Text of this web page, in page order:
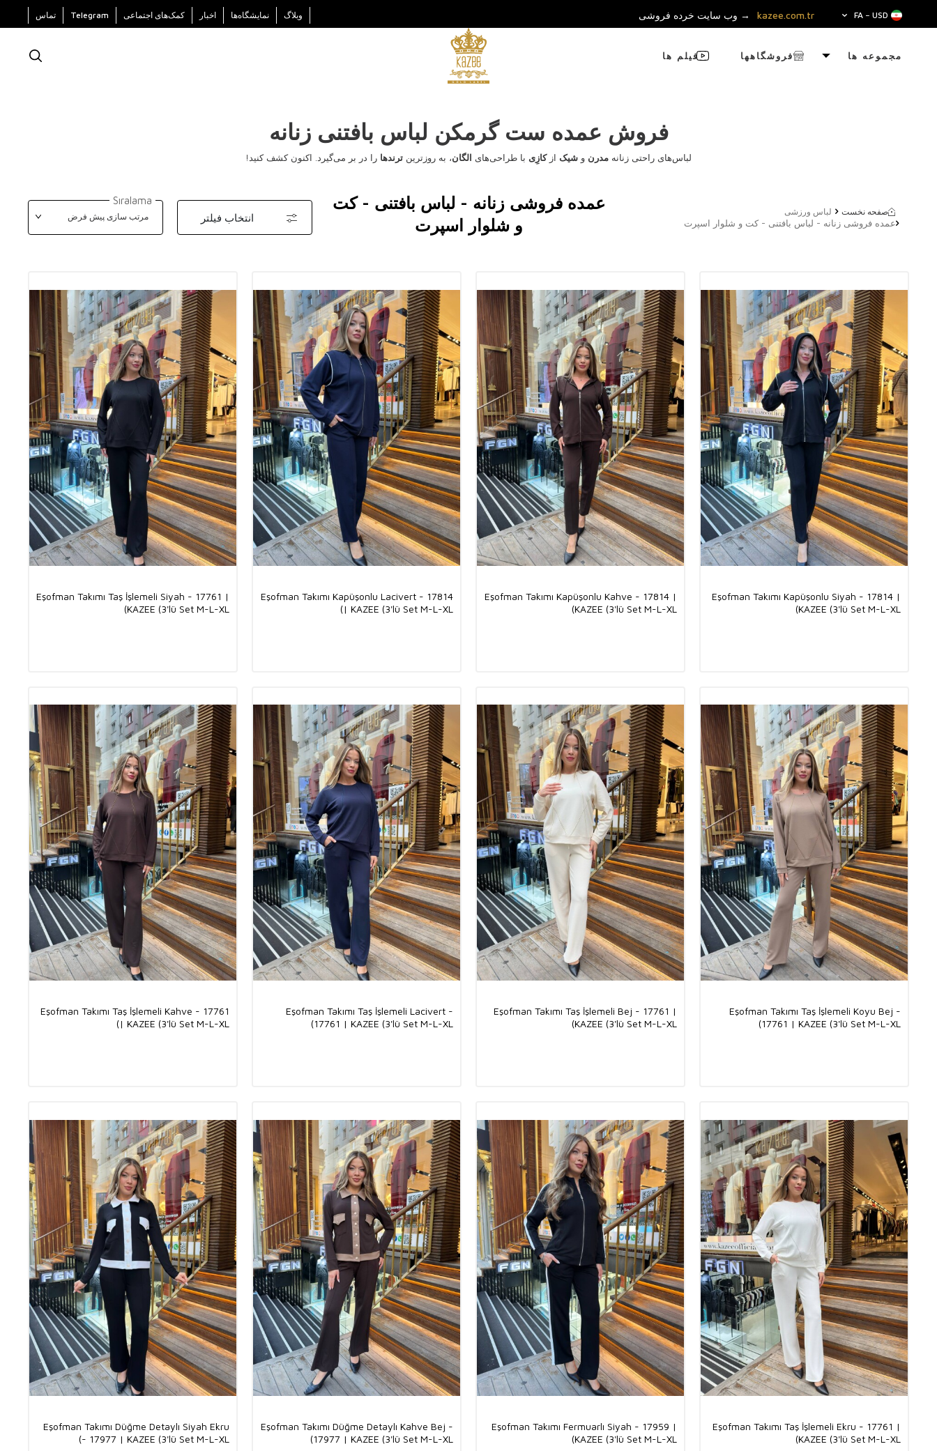
FA − USD
kazee.com.tr → وب سایت خرده فروشی وبلاگ نمایشگاه‌ها اخبار کمک‌های اجتماعی Telegram تماس
مجموعه ها فروشگاهها فیلم ها
فروش عمده ست گرمکن لباس بافتنی زنانه
لباس‌های راحتی زنانه مدرن و شیک ازکازِی با طراحی‌های الگان، به روزترین ترندها را در بر می‌گیرد. اکنون کشف کنید!
صفحه نخست لباس ورزشی
عمده فروشی زنانه - لباس بافتنی - کت و شلوار اسپرت
عمده فروشی زنانه - لباس بافتنی - کت
و شلوار اسپرت
انتخاب فیلتر
Sıralama
Eşofman Takımı Kapüşonlu Siyah - 17814 |
KAZEE (3'lü Set M-L-XL)
Eşofman Takımı Kapüşonlu Kahve - 17814 |
KAZEE (3'lü Set M-L-XL)
Eşofman Takımı Kapüşonlu Lacivert - 17814
| KAZEE (3'lü Set M-L-XL)
Eşofman Takımı Taş İşlemeli Siyah - 17761 |
KAZEE (3'lü Set M-L-XL)
Eşofman Takımı Taş İşlemeli Koyu Bej -
17761 | KAZEE (3'lü Set M-L-XL)
Eşofman Takımı Taş İşlemeli Bej - 17761 |
KAZEE (3'lü Set M-L-XL)
Eşofman Takımı Taş İşlemeli Lacivert -
17761 | KAZEE (3'lü Set M-L-XL)
Eşofman Takımı Taş İşlemeli Kahve - 17761
| KAZEE (3'lü Set M-L-XL)
Eşofman Takımı Taş İşlemeli Ekru - 17761 |
KAZEE (3'lü Set M-L-XL)
Eşofman Takımı Fermuarlı Siyah - 17959 |
KAZEE (3'lü Set M-L-XL)
Eşofman Takımı Düğme Detaylı Kahve Bej -
17977 | KAZEE (3'lü Set M-L-XL)
Eşofman Takımı Düğme Detaylı Siyah Ekru
- 17977 | KAZEE (3'lü Set M-L-XL)